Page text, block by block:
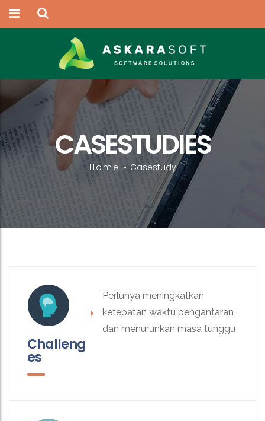
CASESTUDIES
Home - Casestudy
Challeng
es
Perlunya meningkatkan
ketepatan waktu pengantaran
dan menurunkan masa tunggu